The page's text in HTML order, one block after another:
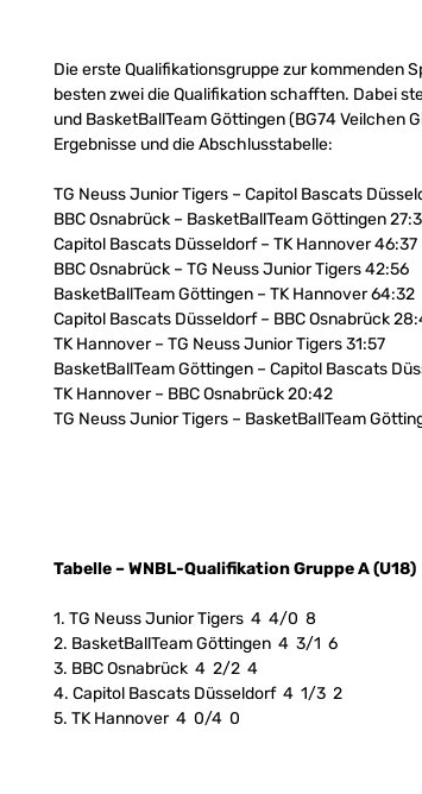
Die erste Qualifikationsgruppe zur kommenden
besten zwei die Qualifikation schafften. Dabei
und BasketBallTeam Göttingen (BG74 Veilchen
Ergebnisse und die Abschlusstabelle:
TG Neuss Junior Tigers – Capitol Bascats
BBC Osnabrück – BasketBallTeam Göttingen
Capitol Bascats Düsseldorf – TK Hannover 46:37
BBC Osnabrück – TG Neuss Junior Tigers 42:56
BasketBallTeam Göttingen – TK Hannover 64:32
Capitol Bascats Düsseldorf – BBC Osnabrück
TK Hannover – TG Neuss Junior Tigers 31:57
BasketBallTeam Göttingen – Capitol Bascats
TK Hannover – BBC Osnabrück 20:42
TG Neuss Junior Tigers – BasketBallTeam
Tabelle – WNBL-Qualifikation Gruppe A (U18)
1. TG Neuss Junior Tigers 4 4/0 8
2. BasketBallTeam Göttingen 4 3/1 6
3. BBC Osnabrück 4 2/2 4
4. Capitol Bascats Düsseldorf 4 1/3 2
5. TK Hannover 4 0/4 0